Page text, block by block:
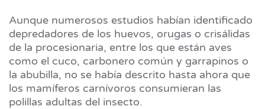
Aunque numerosos estudios habían identificado
depredadores de los huevos, orugas o crisálidas
de la procesionaria, entre los que están aves
como el cuco, carbonero común y garrapinos o
la abubilla, no se había descrito hasta ahora que
los mamíferos carnívoros consumieran las
polillas adultas del insecto.